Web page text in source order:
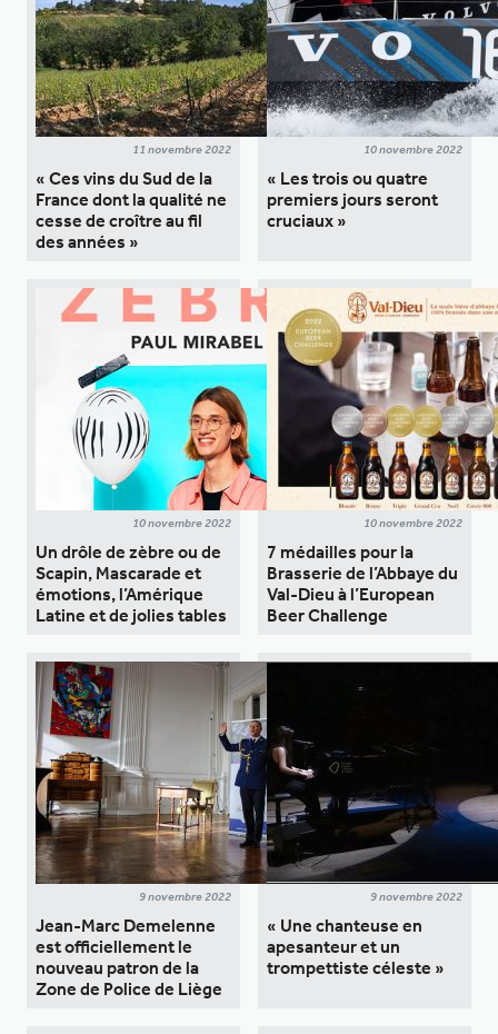
11 novembre 2022
« Ces vins du Sud de la
France dont la qualité ne
cesse de croître au fil
des années »
10 novembre 2022
« Les trois ou quatre
premiers jours seront
cruciaux »
10 novembre 2022
Un drôle de zèbre ou de
Scapin, Mascarade et
émotions, l’Amérique
Latine et de jolies tables
10 novembre 2022
7 médailles pour la
Brasserie de l’Abbaye du
Val-Dieu à l’European
Beer Challenge
9 novembre 2022
Jean-Marc Demelenne
est officiellement le
nouveau patron de la
Zone de Police de Liège
9 novembre 2022
« Une chanteuse en
apesanteur et un
trompettiste céleste »